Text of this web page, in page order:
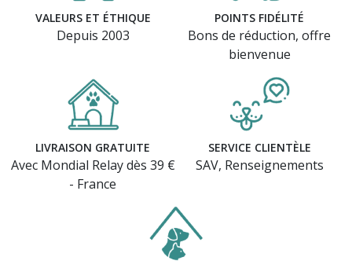
VALEURS ET ÉTHIQUE
Depuis 2003
POINTS FIDÉLITÉ
Bons de réduction, offre
bienvenue
LIVRAISON GRATUITE
Avec Mondial Relay dès 39 €
- France
SERVICE CLIENTÈLE
SAV, Renseignements